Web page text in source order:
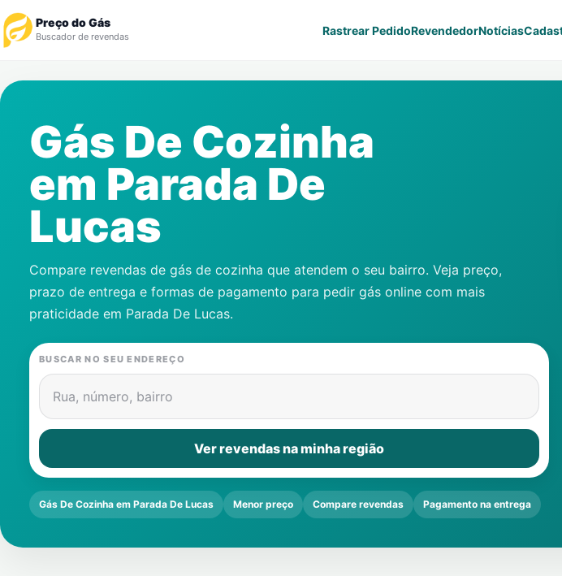
Preço do Gás
Buscador de revendas Rastrear PedidoRevendedorNotícias
Revendedor
Notícias
Cadastre-se
Contatos
Gás De Cozinha
em Parada De
Lucas
Compare revendas de gás de cozinha que atendem o seu bairro. Veja preço,
prazo de entrega e formas de pagamento para pedir gás online com mais
praticidade em Parada De Lucas.
BUSCAR NO SEU ENDEREÇO
Rua, número, bairro
Ver revendas na minha região
Gás De Cozinha em Parada De Lucas Menor preço Compare revendas Pagamento na entrega